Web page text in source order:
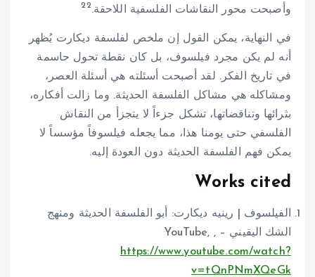
وأصبحت محور النقاشات الفلسفية اللاحقة.22
في النهاية، يمكن القول إن ملخص لفلسفة ديكارت يُظهر
أنه لم يكن مجرد فيلسوف، بل كان نقطة تحول حاسمة
في تاريخ الفكر. لقد أصبحت أسئلته هي أسئلة العصر،
ومشاكله هي مشاكل الفلسفة الحديثة. وما زالت أفكاره،
بثرائها وتناقضاتها، تشكل جزءاً لا يتجزأ من النقاش
الفلسفي حتى يومنا هذا، مما يجعله فيلسوفاً مؤسساً لا
يمكن فهم الفلسفة الحديثة دون العودة إليه.
Works cited
الفيلسوف | رينيه ديكارت: أبو الفلسفة الحديثة ومنهج
الشك اليقيني – YouTube, ,
https://www.youtube.com/watch?
v=tQnPNmXQeGk